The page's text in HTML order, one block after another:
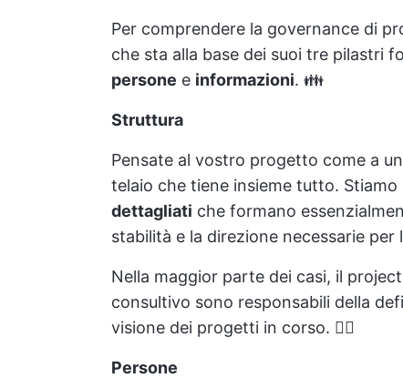
Per comprendere la governance di
che sta alla base dei suoi tre pilastri
persone e informazioni. 👪
Struttura
Pensate al vostro progetto come a
telaio che tiene insieme tutto. Stiamo
dettagliati che formano
stabilità e la direzione necessarie
Nella maggior parte dei casi, il
consultivo sono responsabili della
visione dei progetti in corso. 🧑‍⚖️
Persone